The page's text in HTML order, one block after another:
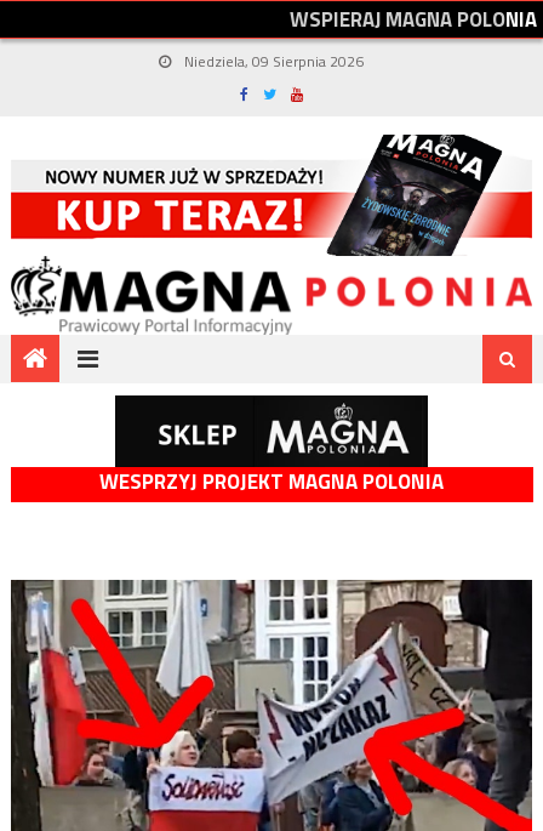
WSPIERAJMAGNAPOLONIA
Niedziela, 09 Sierpnia 2026
WESPRZYJ PROJEKT MAGNA POLONIA